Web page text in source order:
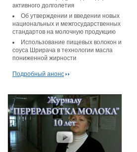
активного долголетия
Об утверждении и введении новых
национальных и межгосударственных
стандартов на молочную продукцию
Использование пищевых волокон и
соуса Шрирача в технологии масла
пониженной жирности
Подробный анонс